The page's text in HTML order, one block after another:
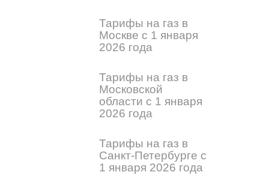
Тарифы на газ в
Москве с 1 января
2026 года
Тарифы на газ в
Московской
области с 1 января
2026 года
Тарифы на газ в
Санкт-Петербурге с
1 января 2026 года